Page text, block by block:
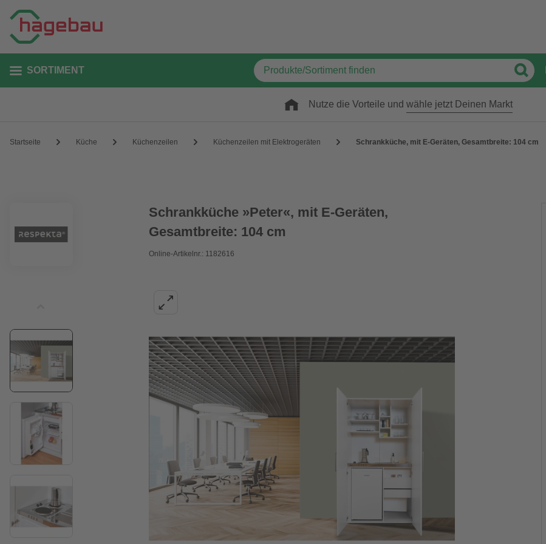
SORTIMENT
Nutze die Vorteile und wähle jetzt Deinen Markt
Startseite Küche Küchenzeilen Küchenzeilen mit Elektrogeräten Schrankküche, mit E-Geräten, Gesamtbreite: 104 cm
Schrankküche »Peter«, mit E-Geräten,
Gesamtbreite: 104 cm
Online-Artikelnr.: 1182616